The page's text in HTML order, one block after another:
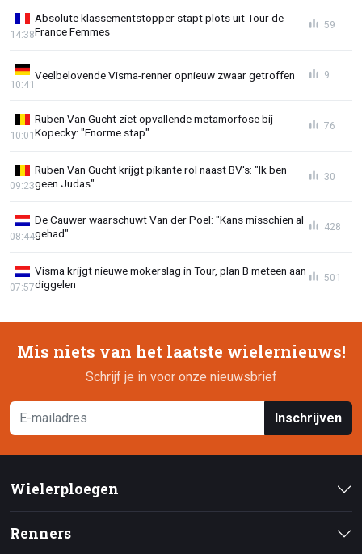
Absolute klassementstopper stapt plots uit Tour de
France Femmes
14:38
59
Veelbelovende Visma-renner opnieuw zwaar getroffen
10:41
9
Ruben Van Gucht ziet opvallende metamorfose bij
Kopecky: "Enorme stap"
10:01
76
Ruben Van Gucht krijgt pikante rol naast BV's: "Ik ben
geen Judas"
09:23
30
De Cauwer waarschuwt Van der Poel: "Kans misschien al
gehad"
08:44
428
Visma krijgt nieuwe mokerslag in Tour, plan B meteen aan
diggelen
07:57
501
Mis niets van het laatste wielernieuws!
Schrijf je in voor onze nieuwsbrief
Inschrijven
Wielerploegen
Renners